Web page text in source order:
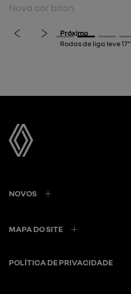
Nova cor biton.
previous nextPróximo
Rodas de liga leve 17"
NOVOS
MAPA DO SITE
POLÍTICA DE PRIVACIDADE